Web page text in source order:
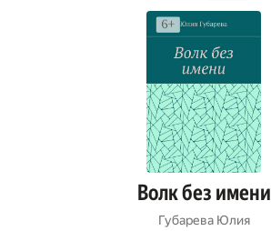
Волк без имени
Губарева Юлия